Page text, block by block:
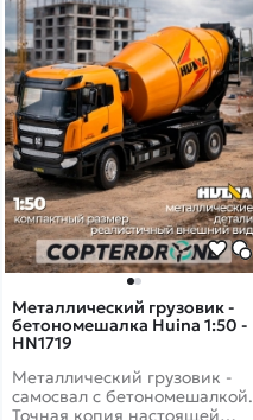
Металлический грузовик -
бетономешалка Huina 1:50 -
HN1719
Металлический грузовик -
самосвал с бетономешалкой.
Точная копия настоящей